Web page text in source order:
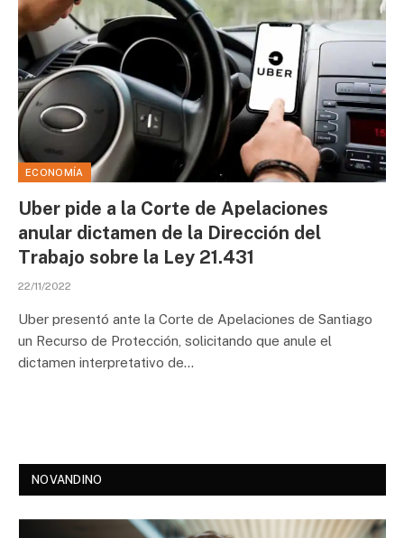
ECONOMÍA
Uber pide a la Corte de Apelaciones
anular dictamen de la Dirección del
Trabajo sobre la Ley 21.431
22/11/2022
Uber presentó ante la Corte de Apelaciones de Santiago
un Recurso de Protección, solicitando que anule el
dictamen interpretativo de…
NOVANDINO